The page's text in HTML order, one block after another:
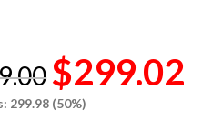
$299.02
299.98 (50%)